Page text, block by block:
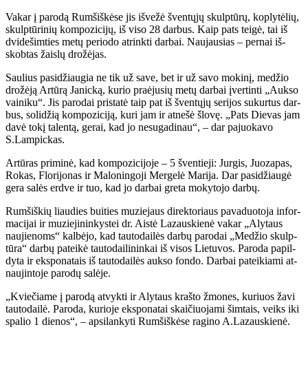
Va­kar į pa­ro­dą Rum­šiš­kė­se jis iš­ve­žė šven­tų­jų skulp­tū­rų, kop­ly­tė­lių,
skulp­tū­ri­nių kom­po­zi­ci­jų, iš vi­so 28 dar­bus. Kaip pats tei­gė, tai iš
dvi­de­šim­ties me­tų pe­ri­odo at­rink­ti dar­bai. Nau­jau­sias – per­nai iš­
skob­tas žais­lų dro­žė­jas.
Sau­lius pa­si­džiau­gia ne tik už sa­ve, bet ir už sa­vo mo­ki­nį, me­džio
dro­žė­ją Ar­tū­rą Ja­nic­ką, ku­rio pra­ėju­sių me­tų dar­bai įver­tin­ti „Auk­so
vai­ni­ku“. Jis pa­ro­dai pri­sta­tė taip pat iš šven­tų­jų se­ri­jos su­kur­tus dar­
bus, so­li­džią kom­po­zi­ci­ją, ku­ri jam ir at­ne­šė šlo­vę. „Pats Die­vas jam
da­vė to­kį ta­len­tą, ge­rai, kad jo ne­su­ga­di­nau“, – dar pa­juo­ka­vo
S.Lam­pic­kas.
Ar­tū­ras pri­mi­nė, kad kom­po­zi­ci­jo­je – 5 šven­tie­ji: Jur­gis, Juo­za­pas,
Ro­kas, Flo­ri­jo­nas ir Ma­lo­nin­go­ji Mer­ge­lė Ma­ri­ja. Dar pa­si­džiau­gė
ge­ra sa­lės erd­ve ir tuo, kad jo dar­bai gre­ta mo­ky­to­jo dar­bų.
Rum­šiš­kių liau­dies bui­ties mu­zie­jaus di­rek­to­riaus pa­va­duo­to­ja in­for­
ma­ci­jai ir mu­zie­ji­nin­kys­tei dr. Ais­tė La­zaus­kie­nė va­kar „Aly­taus
nau­jie­noms“ kal­bė­jo, kad tau­to­dai­lės dar­bų pa­ro­dai „Me­džio skulp­
tū­ra“ dar­bų pa­tei­kė tau­to­dai­li­nin­kai iš vi­sos Lie­tu­vos. Pa­ro­da pa­pil­
dy­ta ir eks­po­na­tais iš tau­to­dai­lės auk­so fon­do. Dar­bai pa­tei­kia­mi at­
nau­jin­to­je pa­ro­dų sa­lė­je.
„Kvie­čia­me į pa­ro­dą at­vyk­ti ir Aly­taus kraš­to žmo­nes, ku­riuos ža­vi
tau­to­dai­lė. Pa­ro­da, ku­rio­je eks­po­na­tai skai­čiuo­ja­mi šim­tais, veiks iki
spa­lio 1 die­nos“, – ap­si­lan­ky­ti Rum­šiš­kė­se ra­gi­no A.La­zaus­kie­nė.